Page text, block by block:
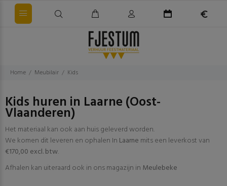
Home Meubilair Kids
Kids huren in Laarne (Oost-
Vlaanderen)
Het materiaal kan ook aan huis geleverd worden.
We komen dit leveren en ophalen In Laarne mits een leverkost van
€170,00 excl. btw.
Afhalen kan uiteraard ook in ons magazijn in Meulebeke